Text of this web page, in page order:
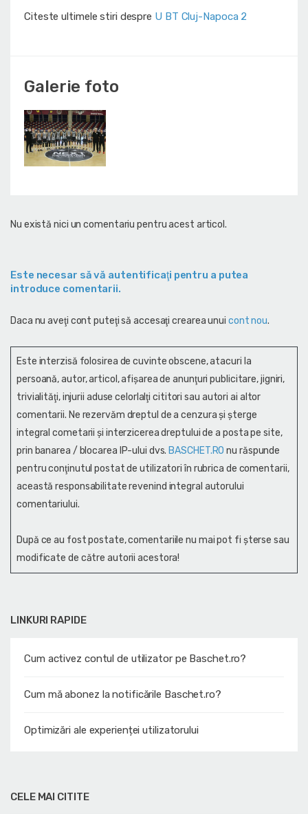
LINKURI RAPIDE
Cum activez contul de utilizator pe Baschet.ro?
Cum mă abonez la notificările Baschet.ro?
Optimizări ale experienței utilizatorului
Citeste ultimele stiri despre U BT Cluj-Napoca 2
Galerie foto
Nu există nici un comentariu pentru acest articol.
Este necesar să vă autentificaţi pentru a putea
introduce comentarii.
Daca nu aveţi cont puteţi să accesaţi crearea unui cont nou.
Este interzisă folosirea de cuvinte obscene, atacuri la
persoană, autor, articol, afişarea de anunţuri publicitare, jigniri,
trivialităţi, injurii aduse celorlalţi cititori sau autori ai altor
comentarii. Ne rezervăm dreptul de a cenzura și şterge
integral cometarii și interzicerea dreptului de a posta pe site,
prin banarea / blocarea IP-ului dvs. BASCHET.RO nu răspunde
pentru conţinutul postat de utilizatori în rubrica de comentarii,
această responsabilitate revenind integral autorului
comentariului.
După ce au fost postate, comentariile nu mai pot fi șterse sau
modificate de către autorii acestora!
CELE MAI CITITE